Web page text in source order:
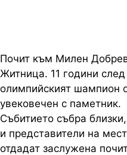
Почит към Милен
Житница. 11 години
олимпийският шампион
увековечен с паметник.
Събитието събра
и представители на
отдадат заслужена